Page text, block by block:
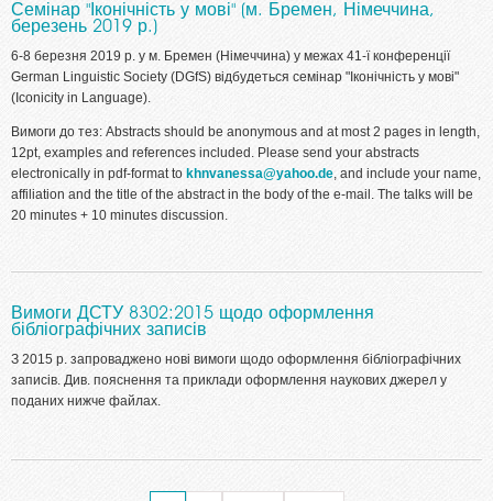
Семінар "Іконічність у мові" (м. Бремен, Німеччина,
березень 2019 р.)
6-8 березня 2019 р. у м. Бремен (Німеччина) у межах 41-ї конференції
German Linguistic Society (DGfS) відбудеться семінар "Іконічність у мові"
(Iconicity in Language).
Вимоги до тез: Abstracts should be anonymous and at most 2 pages in length,
12pt, examples and references included. Please send your abstracts
electronically in pdf-format to khnvanessa@yahoo.de, and include your name,
affiliation and the title of the abstract in the body of the e-mail. The talks will be
20 minutes + 10 minutes discussion.
Вимоги ДСТУ 8302:2015 щодо оформлення
бібліографічних записів
З 2015 р. запроваджено нові вимоги щодо оформлення бібліографічних
записів. Див. пояснення та приклади оформлення наукових джерел у
поданих нижче файлах.